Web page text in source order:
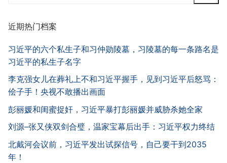
近期热门档案
习近平的六个私生子和习仲勋陵墓，习陵墓的每一条路名是
习近平的私生子名字
李克强女儿在葬礼上不和习近平握手，见到习近平后怒骂：
侩子手！央视不敢播出画面
彭丽媛和闺蜜捉奸，习近平暴打彭丽媛并威胁杀她全家
刘源–张又侠双剑合璧，温家宝幕后出手：习近平权力终结
北戴河会议前，习近平发出试探信号，自己要干到2035
年！